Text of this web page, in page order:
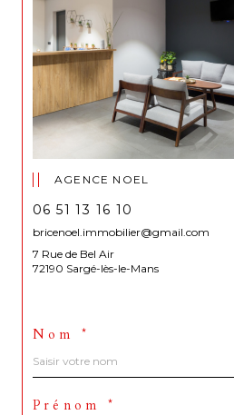
AGENCE NOEL
06 51 13 16 10
bricenoel.immobilier@gmail.com
7 Rue de Bel Air
72190 Sargé-lès-le-Mans
Nom *
Prénom *